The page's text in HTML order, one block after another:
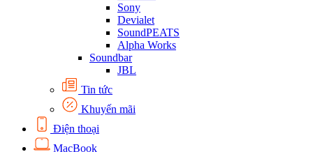
Sony
Devialet
SoundPEATS
Alpha Works
Soundbar
JBL
Tin tức
Khuyến mãi
Điện thoại
MacBook